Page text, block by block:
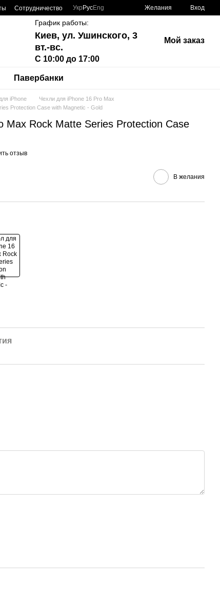
Сотрудничество Укр РусEng Желания Вход
График работы:
Киев, ул. Ушинского, 3
вт.-вс.
С 10:00 до 17:00
Мой заказ
Павербанки
iPhone
Чехли для iPhone 16 Pro Max
Protection Case with Magnetic - Gold
Max Rock Matte Series Protection Case
отзыв
В желания